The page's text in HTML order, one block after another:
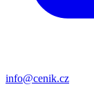
info@cenik.cz